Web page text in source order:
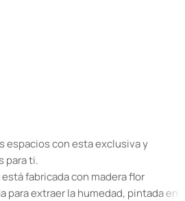
espacios con esta exclusiva y
para ti.
fabricada con madera flor
para extraer la humedad, pintada en